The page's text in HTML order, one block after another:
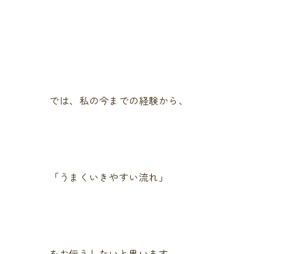
では、私の今までの経験から、
「うまくいきやすい流れ」